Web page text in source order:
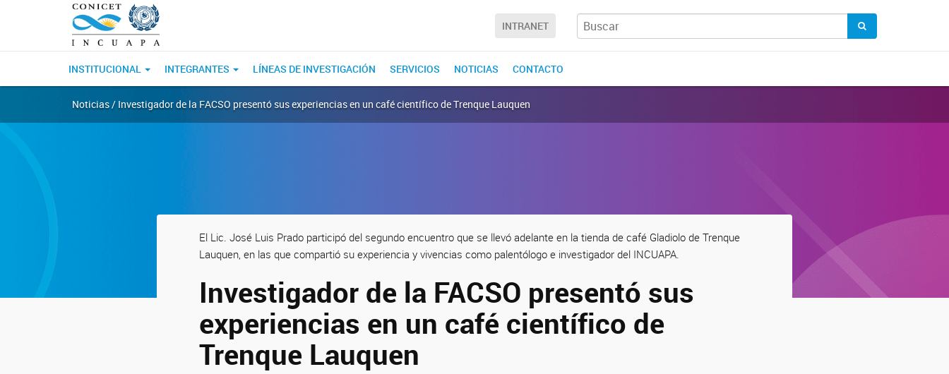
INTRANET
INSTITUCIONAL INTEGRANTES LÍNEAS DE INVESTIGACIÓN SERVICIOS NOTICIAS CONTACTO
Noticias / Investigador de la FACSO presentó sus experiencias en un café científico de Trenque Lauquen
El Lic. José Luis Prado participó del segundo encuentro que se llevó adelante en la tienda de café Gladiolo de Trenque
Lauquen, en las que compartió su experiencia y vivencias como palentólogo e investigador del INCUAPA.
Investigador de la FACSO presentó sus
experiencias en un café científico de
Trenque Lauquen